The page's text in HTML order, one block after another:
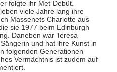
folgte ihr Met-Debüt.
viele Jahre lang ihre
Massenets Charlotte aus
sie 1977 beim Edinburgh
Daneben war Teresa
und hat ihre Kunst in
folgenden Generationen
Vermächtnis ist zudem auf